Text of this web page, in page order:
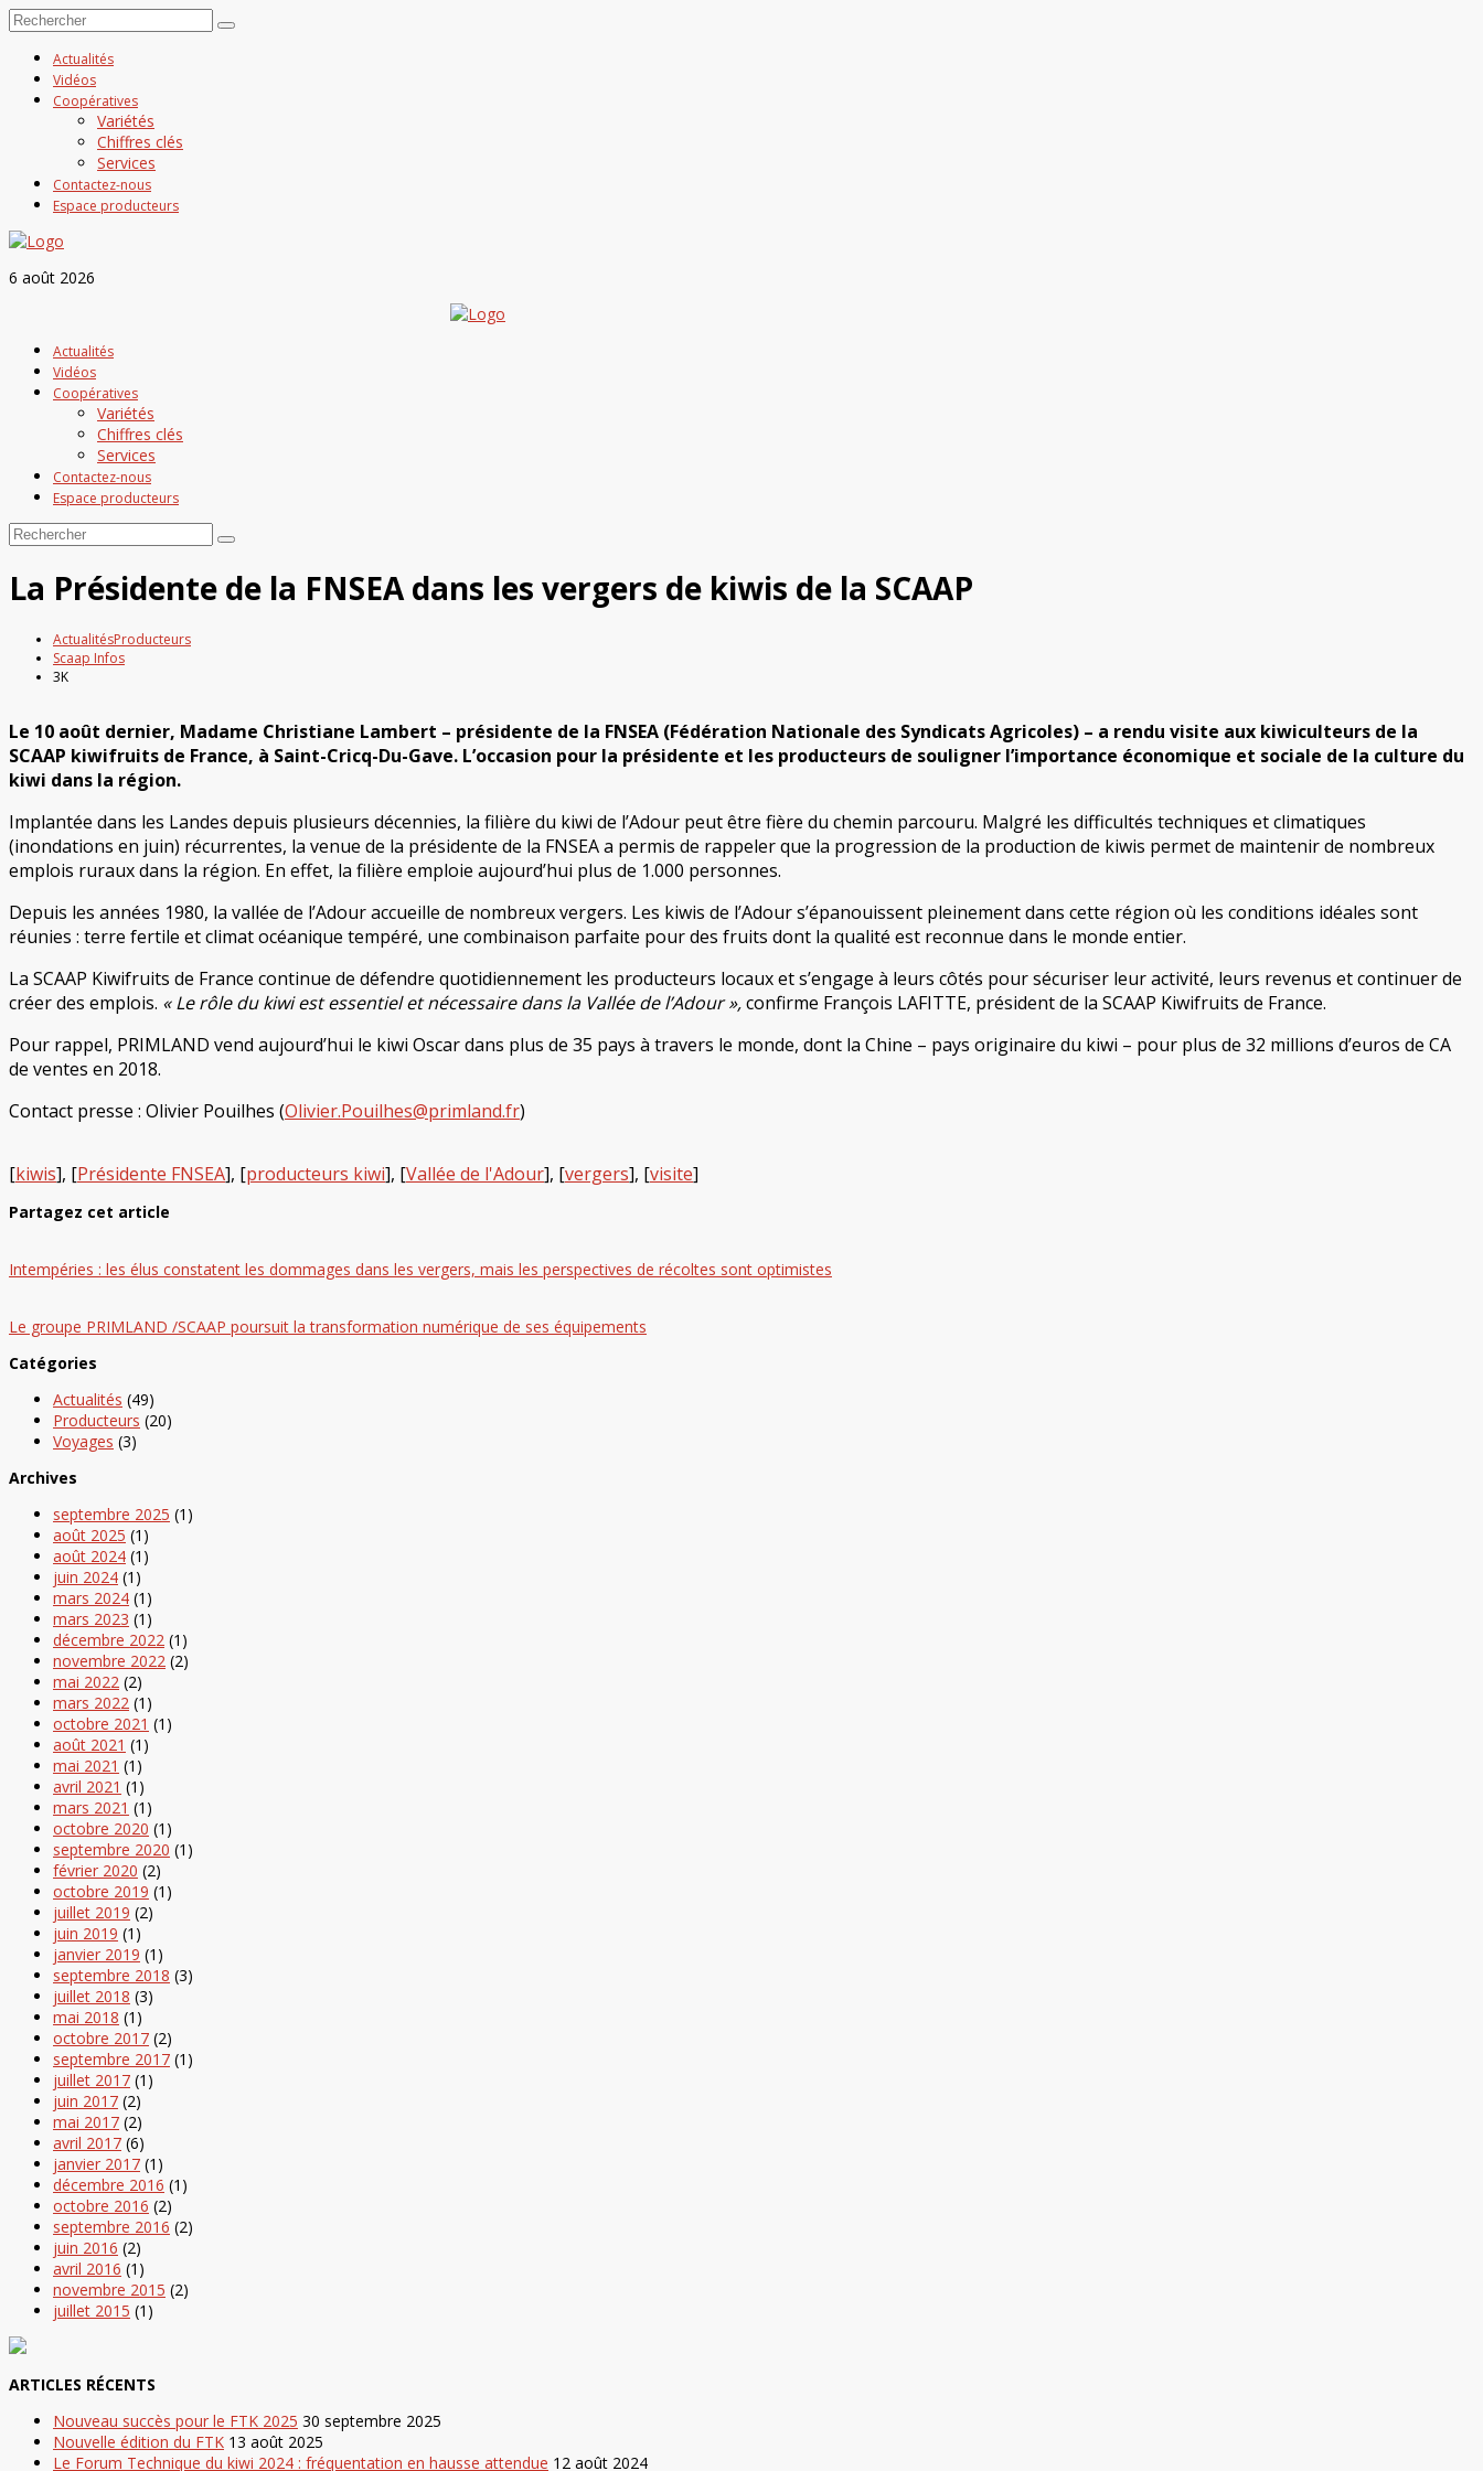
Actualités
Vidéos
Coopératives
Variétés
Chiffres clés
Services
Contactez-nous
Espace producteurs
6 août 2026
Actualités
Vidéos
Coopératives
Variétés
Chiffres clés
Services
Contactez-nous
Espace producteurs
La Présidente de la FNSEA dans les vergers de kiwis de la SCAAP
ActualitésProducteurs
Scaap Infos
3K
Le 10 août dernier, Madame Christiane Lambert – présidente de la FNSEA (Fédération Nationale des Syndicats Agricoles) – a rendu visite aux kiwiculteurs de la
SCAAP kiwifruits de France, à Saint-Cricq-Du-Gave. L’occasion pour la présidente et les producteurs de souligner l’importance économique et sociale de la culture du
kiwi dans la région.
Implantée dans les Landes depuis plusieurs décennies, la filière du kiwi de l’Adour peut être fière du chemin parcouru. Malgré les difficultés techniques et climatiques
(inondations en juin) récurrentes, la venue de la présidente de la FNSEA a permis de rappeler que la progression de la production de kiwis permet de maintenir de nombreux
emplois ruraux dans la région. En effet, la filière emploie aujourd’hui plus de 1.000 personnes.
Depuis les années 1980, la vallée de l’Adour accueille de nombreux vergers. Les kiwis de l’Adour s’épanouissent pleinement dans cette région où les conditions idéales sont
réunies : terre fertile et climat océanique tempéré, une combinaison parfaite pour des fruits dont la qualité est reconnue dans le monde entier.
La SCAAP Kiwifruits de France continue de défendre quotidiennement les producteurs locaux et s’engage à leurs côtés pour sécuriser leur activité, leurs revenus et continuer de
créer des emplois. « Le rôle du kiwi est essentiel et nécessaire dans la Vallée de l’Adour »,confirme François LAFITTE, président de la SCAAP Kiwifruits de France.
Pour rappel, PRIMLAND vend aujourd’hui le kiwi Oscar dans plus de 35 pays à travers le monde, dont la Chine – pays originaire du kiwi – pour plus de 32 millions d’euros de CA
de ventes en 2018.
Contact presse : Olivier Pouilhes (Olivier.Pouilhes@primland.fr)
[kiwis], [Présidente FNSEA], [producteurs kiwi], [Vallée de l'Adour], [vergers], [visite]
Partagez cet article
Intempéries : les élus constatent les dommages dans les vergers, mais les perspectives de récoltes sont optimistes
Le groupe PRIMLAND /SCAAP poursuit la transformation numérique de ses équipements
Catégories
Actualités (49)
Producteurs (20)
Voyages (3)
Archives
septembre 2025 (1)
août 2025 (1)
août 2024 (1)
juin 2024 (1)
mars 2024 (1)
mars 2023 (1)
décembre 2022 (1)
novembre 2022 (2)
mai 2022 (2)
mars 2022 (1)
octobre 2021 (1)
août 2021 (1)
mai 2021 (1)
avril 2021 (1)
mars 2021 (1)
octobre 2020 (1)
septembre 2020 (1)
février 2020 (2)
octobre 2019 (1)
juillet 2019 (2)
juin 2019 (1)
janvier 2019 (1)
septembre 2018 (3)
juillet 2018 (3)
mai 2018 (1)
octobre 2017 (2)
septembre 2017 (1)
juillet 2017 (1)
juin 2017 (2)
mai 2017 (2)
avril 2017 (6)
janvier 2017 (1)
décembre 2016 (1)
octobre 2016 (2)
septembre 2016 (2)
juin 2016 (2)
avril 2016 (1)
novembre 2015 (2)
juillet 2015 (1)
ARTICLES RÉCENTS
Nouveau succès pour le FTK 2025 30 septembre 2025
Nouvelle édition du FTK 13 août 2025
Le Forum Technique du kiwi 2024 : fréquentation en hausse attendue 12 août 2024